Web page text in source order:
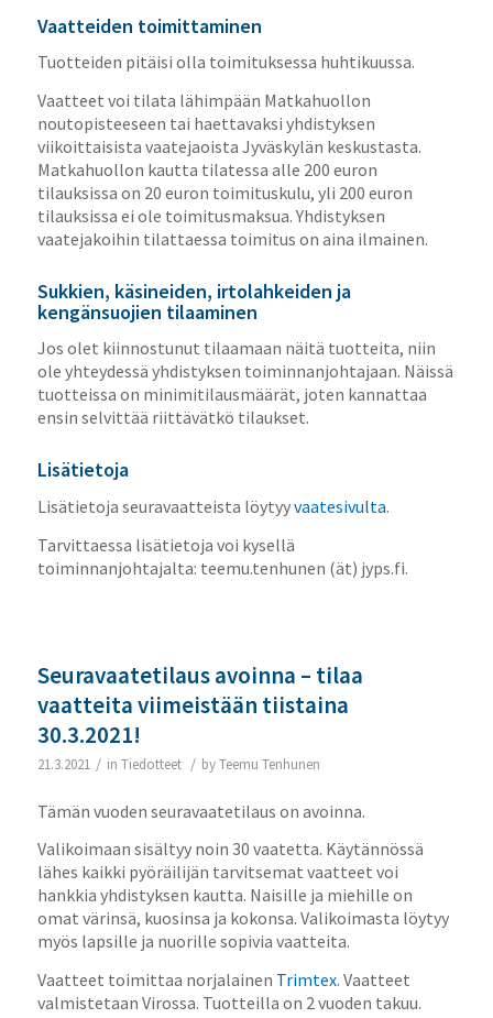
Vaatteiden toimittaminen
Tuotteiden pitäisi olla toimituksessa huhtikuussa.
Vaatteet voi tilata lähimpään Matkahuollon
noutopisteeseen tai haettavaksi yhdistyksen
viikoittaisista vaatejaoista Jyväskylän keskustasta.
Matkahuollon kautta tilatessa alle 200 euron
tilauksissa on 20 euron toimituskulu, yli 200 euron
tilauksissa ei ole toimitusmaksua. Yhdistyksen
vaatejakoihin tilattaessa toimitus on aina ilmainen.
Sukkien, käsineiden, irtolahkeiden ja
kengänsuojien tilaaminen
Jos olet kiinnostunut tilaamaan näitä tuotteita, niin
ole yhteydessä yhdistyksen toiminnanjohtajaan. Näissä
tuotteissa on minimitilausmäärät, joten kannattaa
ensin selvittää riittävätkö tilaukset.
Lisätietoja
Lisätietoja seuravaatteista löytyyvaatesivulta.
Tarvittaessa lisätietoja voi kysellä
toiminnanjohtajalta: teemu.tenhunen (ät) jyps.fi.
Seuravaatetilaus avoinna – tilaa
vaatteita viimeistään tiistaina
30.3.2021!
21.3.2021 / in Tiedotteet / byTeemu Tenhunen
Tämän vuoden seuravaatetilaus on avoinna.
Valikoimaan sisältyy noin 30 vaatetta. Käytännössä
lähes kaikki pyöräilijän tarvitsemat vaatteet voi
hankkia yhdistyksen kautta. Naisille ja miehille on
omat värinsä, kuosinsa ja kokonsa. Valikoimasta löytyy
myös lapsille ja nuorille sopivia vaatteita.
Vaatteet toimittaa norjalainen Trimtex. Vaatteet
valmistetaan Virossa. Tuotteilla on 2 vuoden takuu.